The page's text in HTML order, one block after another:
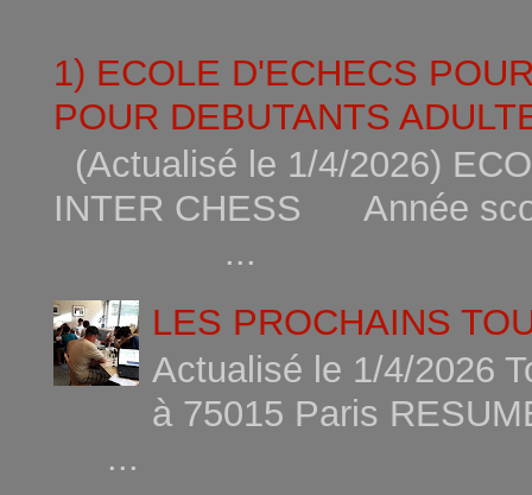
1) ECOLE D'ECHECS
POUR DEBUTANTS
(Actualisé le 1/4/2026)
INTER CHESS Année
...
LES PROCHAINS
Actualisé le 1/4/2026
à 75015
...